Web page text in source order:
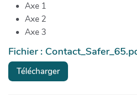
Axe 1
Axe 2
Axe 3
Fichier :
Télécharger